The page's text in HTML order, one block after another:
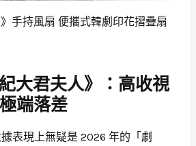
》手持風扇 便攜式韓劇印花摺疊扇
大君夫人》：高收視
端落差
表現上無疑是 2026 年的「劇